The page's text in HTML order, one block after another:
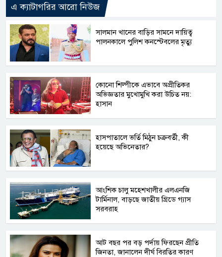
এ ক্যাটাগরির আরো নিউজ
সালমান খানের বাড়ির সামনে দায়িত্ব
পালনকালে পুলিশ কনস্টেবলের মৃত্যু
কোনো শিল্পীকে এভাবে অপ্রীতিকর
অভিজ্ঞতার মুখোমুখি করা উচিত নয়:
হাসান
হাসপাতালে ভর্তি মিঠুন চক্রবর্তী, কী
হয়েছে অভিনেতার?
আংশিক চালু মহেশখালীর এলএনজি
টার্মিনাল, বাড়ছে জাতীয় গ্রিডে গ্যাস
সরবরাহ
আট বছর পর বড় পর্দায় ফিরছেন প্রীতি
জিনতা, জানালেন দীর্ঘ বিরতির কারণ